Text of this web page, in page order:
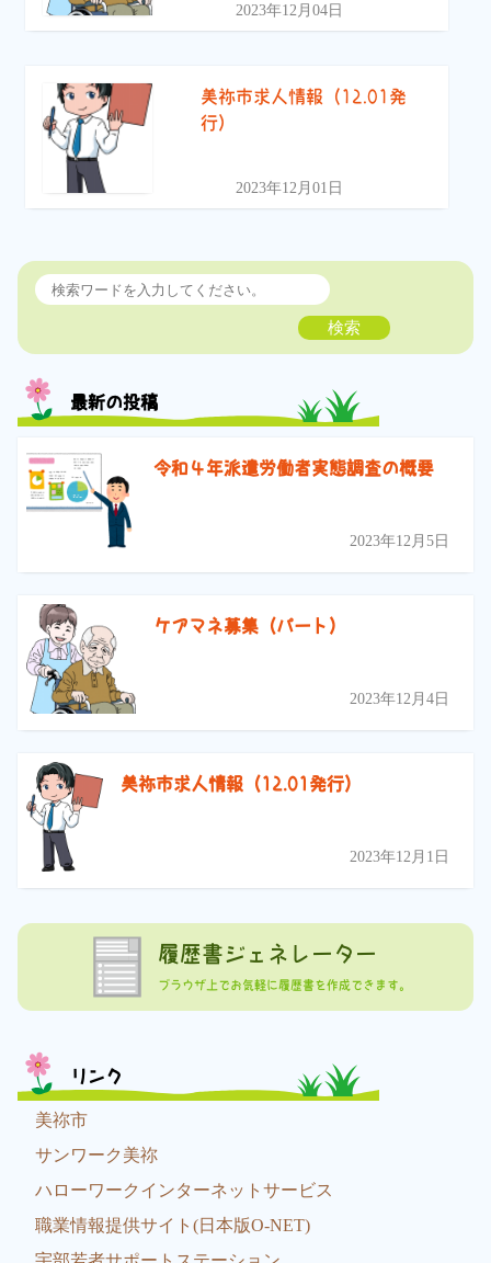
2023年12月04日
美祢市求人情報（12.01発
行）
2023年12月01日
検索
最新の投稿
令和４年派遣労働者実態調査の概要
2023年12月5日
ケアマネ募集（パート）
2023年12月4日
美祢市求人情報（12.01発行）
2023年12月1日
履歴書ジェネレーター
ブラウザ上でお気軽に履歴書を作成できます。
リンク
美祢市
サンワーク美祢
ハローワークインターネットサービス
職業情報提供サイト(日本版O-NET)